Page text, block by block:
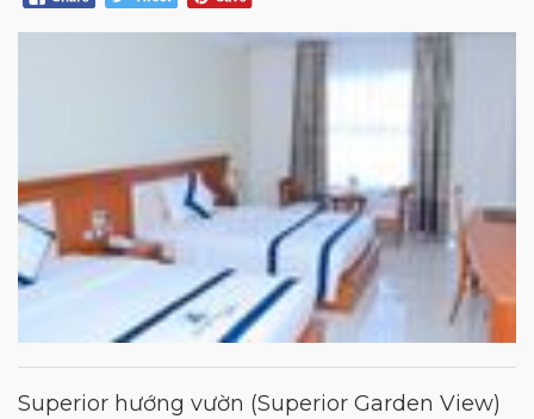
Superior hướng vườn (Superior Garden View)